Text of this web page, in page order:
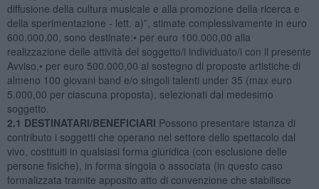
diffusione della cultura musicale e alla promozione della ricerca e
della sperimentazione - lett. a)”, stimate complessivamente in euro
600.000,00, sono destinate:• per euro 100.000,00 alla
realizzazione delle attività del soggetto/i individuato/i con il presente
Avviso,• per euro 500.000,00 al sostegno di proposte artistiche di
almeno 100 giovani band e/o singoli talenti under 35 (max euro
5.000,00 per ciascuna proposta), selezionati dal medesimo
soggetto.
2.1 DESTINATARI/BENEFICIARI Possono presentare istanza di
contributo i soggetti che operano nel settore dello spettacolo dal
vivo, costituiti in qualsiasi forma giuridica (con esclusione delle
persone fisiche), in forma singola o associata (in questo caso
formalizzata tramite apposito atto di convenzione che stabilisce